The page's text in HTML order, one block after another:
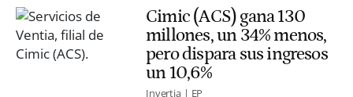
Cimic (ACS) gana 130
millones, un 34% menos,
pero dispara sus ingresos
un 10,6%
Invertia | EP